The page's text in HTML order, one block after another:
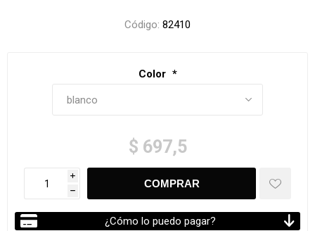
Código: 82410
Color *
$ 697,5
i
h
¿Cómo lo puedo pagar?